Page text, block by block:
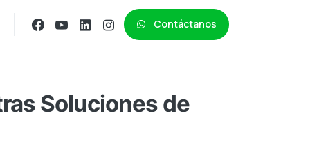
Contáctanos
Soluciones de